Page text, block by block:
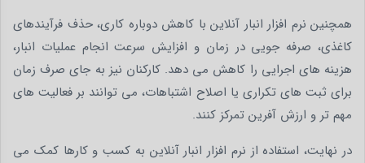
همچنین نرم افزار انبار آنلاین با کاهش دوباره کاری، حذف فرآیندهای
کاغذی، صرفه جویی در زمان و افزایش سرعت انجام عملیات انبار،
هزینه های اجرایی را کاهش می دهد. کارکنان نیز به جای صرف زمان
برای ثبت های تکراری یا اصلاح اشتباهات، می توانند بر فعالیت های
مهم تر و ارزش آفرین تمرکز کنند.
در نهایت، استفاده از نرم افزار انبار آنلاین به کسب و کارها کمک می